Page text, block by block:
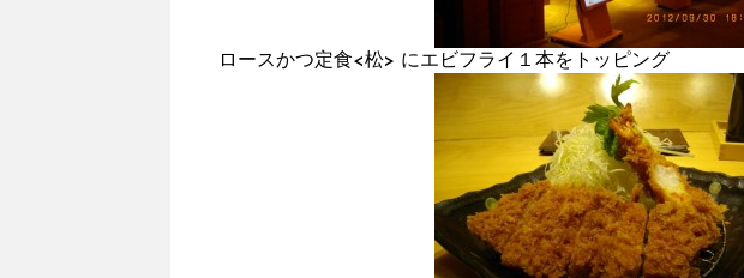
ロースかつ定食<松> にエビフライ１本をトッピング